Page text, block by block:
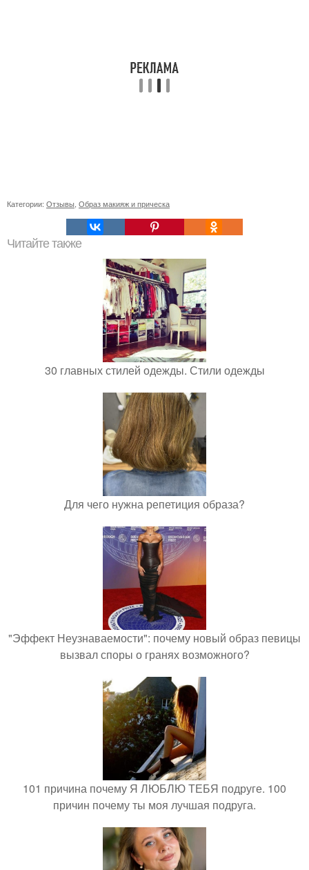
Категории: Отзывы Образ макияж и прическа
Читайте также
30 главных стилей одежды. Стили одежды
Для чего нужна репетиция образа?
"Эффект Неузнаваемости": почему новый образ певицы
вызвал споры о гранях возможного?
101 причина почему Я ЛЮБЛЮ ТЕБЯ подруге. 100
причин почему ты моя лучшая подруга.